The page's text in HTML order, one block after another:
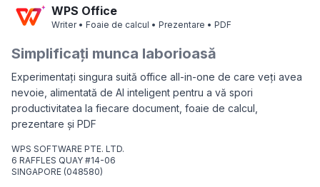
WPS Office
Writer • Foaie de calcul • Prezentare • PDF
Simplificați munca laborioasă
Experimentați singura suită office all-in-one de care veți avea
nevoie, alimentată de AI inteligent pentru a vă spori
productivitatea la fiecare document, foaie de calcul,
prezentare și PDF
WPS SOFTWARE PTE. LTD.
6 RAFFLES QUAY #14-06
SINGAPORE (048580)